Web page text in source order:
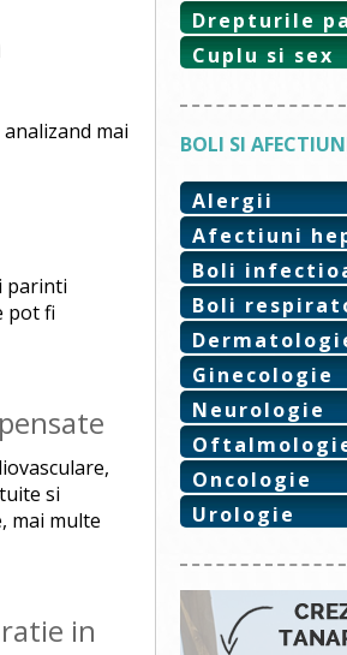
mai
parinti
pot fi
si
mai multe
in
Drepturile
Cuplu si sex
BOLI SI
Alergii
Afectiuni
Boli
Boli
Ginecologie
Neurologie
Oncologie
Urologie